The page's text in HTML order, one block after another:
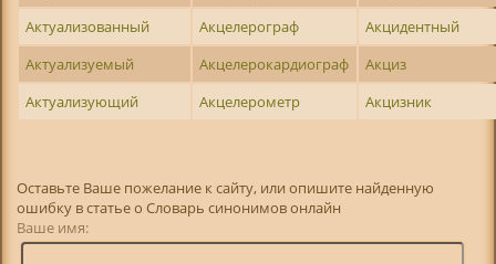
Актуализованный
Акцелерограф
Акцидентный
Актуализуемый
Акцелерокардиограф
Акциз
Актуализующий
Акцелерометр Акцизник
Оставьте Ваше пожелание к сайту, или опишите найденную
ошибку в статье о Словарь синонимов онлайн
Ваше имя: